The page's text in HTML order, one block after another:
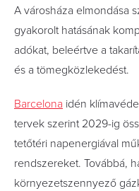
A városháza elmondása
gyakorolt hatásának
adókat, beleértve a
és a tömegközlekedést.
Barcelona idén
tervek szerint 2029-ig
tetőtéri napenergiával
rendszereket. Továbbá,
környezetszennyező